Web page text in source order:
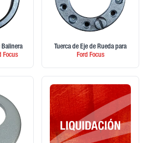
Balinera
Focus
Tuerca de Eje de Rueda para
Ford Focus